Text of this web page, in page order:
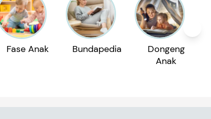
Fase Anak Bundapedia
Dongeng
Anak